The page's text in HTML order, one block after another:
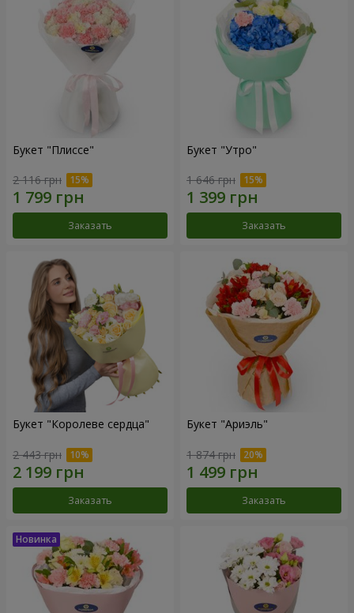
Букет "Плиссе"
2 116 грн
Заказать
Букет "Утро"
1 646 грн
Заказать
Букет "Королеве сердца"
2 443 грн
Заказать
Букет "Ариэль"
1 874 грн
Заказать